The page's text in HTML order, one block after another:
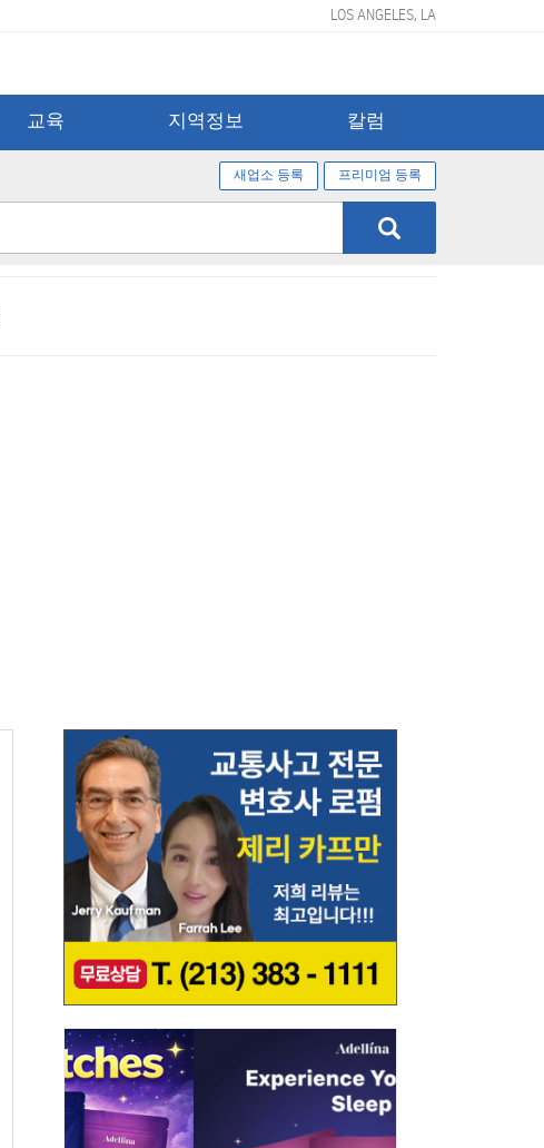
LOS ANGELES, LA
교육 지역정보 칼럼
새업소 등록 프리미엄 등록